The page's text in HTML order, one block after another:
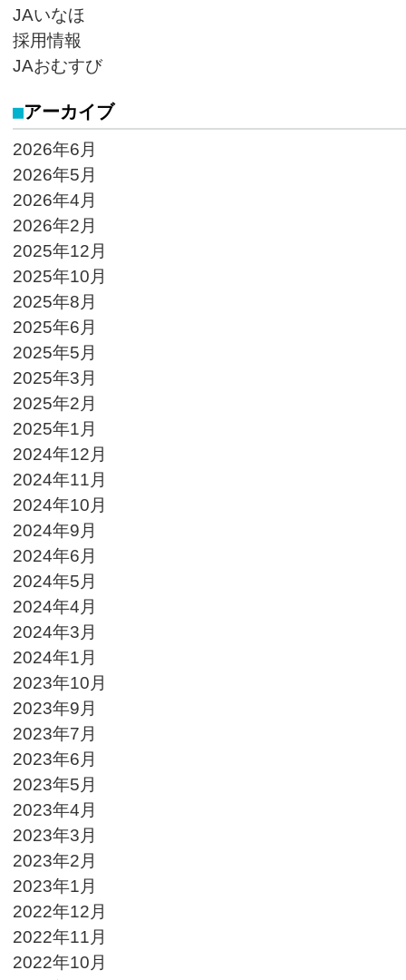
JAいなほ
採用情報
JAおむすび
アーカイブ
2026年6月
2026年5月
2026年4月
2026年2月
2025年12月
2025年10月
2025年8月
2025年6月
2025年5月
2025年3月
2025年2月
2025年1月
2024年12月
2024年11月
2024年10月
2024年9月
2024年6月
2024年5月
2024年4月
2024年3月
2024年1月
2023年10月
2023年9月
2023年7月
2023年6月
2023年5月
2023年4月
2023年3月
2023年2月
2023年1月
2022年12月
2022年11月
2022年10月